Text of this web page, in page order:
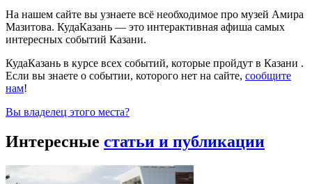
На нашем сайте вы узнаете всё необходимое про музей Амира
Мазитова. КудаКазань — это интерактивная афиша самых
интересных событий Казани.
КудаКазань в курсе всех событий, которые пройдут в Казани .
Если вы знаете о событии, которого нет на сайте, сообщите
нам!
Вы владелец этого места?
Интересные статьи и публикации